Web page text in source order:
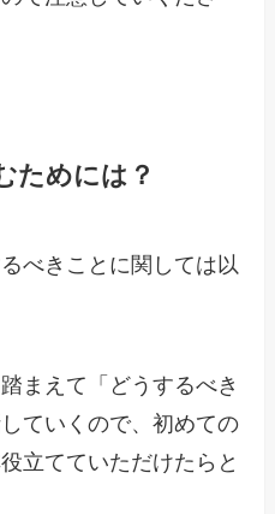
ためには？
べきことに関しては以
まえて「どうするべき
ていくので、初めての
立てていただけたらと